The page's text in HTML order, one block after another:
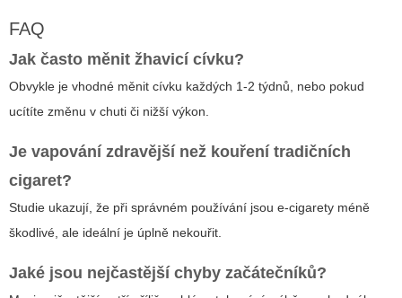
FAQ
Jak často měnit žhavicí cívku?
Obvykle je vhodné měnit cívku každých 1-2 týdnů, nebo pokud
ucítíte změnu v chuti či nižší výkon.
Je vapování zdravější než kouření tradičních
cigaret?
Studie ukazují, že při správném používání jsou e-cigarety méně
škodlivé, ale ideální je úplně nekouřit.
Jaké jsou nejčastější chyby začátečníků?